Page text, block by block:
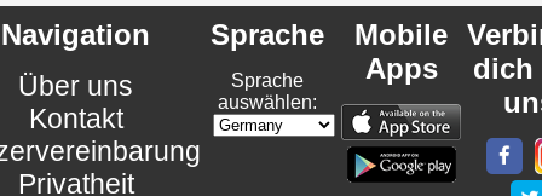
Navigation
Über uns
Kontakt
Privatheit
Sprache
Sprache
auswählen:
Mobile
Apps
dich